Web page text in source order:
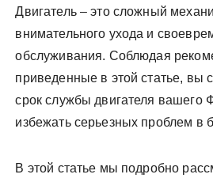
Двигатель – это сложный
внимательного ухода и
обслуживания. Соблюдая
приведенные в этой статье, вы
срок службы двигателя вашего
избежать серьезных проблем в
В этой статье мы подробно